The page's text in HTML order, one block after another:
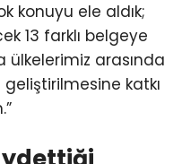
konuyu ele aldık;
13 farklı belgeye
ülkelerimiz arasında
katkı